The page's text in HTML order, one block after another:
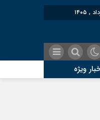
ویژهمعاون سنای روسیه: حکم